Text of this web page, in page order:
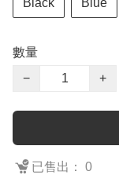
Black Blue
數量
−
+
已售出： 0